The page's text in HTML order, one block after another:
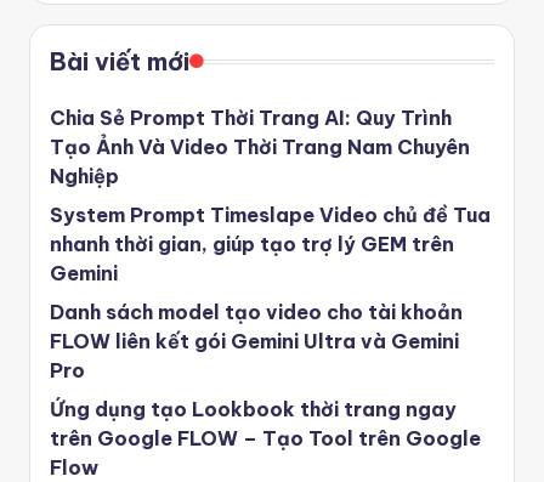
Bài viết mới
Chia Sẻ Prompt Thời Trang AI: Quy Trình
Tạo Ảnh Và Video Thời Trang Nam Chuyên
Nghiệp
System Prompt Timeslape Video chủ đề Tua
nhanh thời gian, giúp tạo trợ lý GEM trên
Gemini
Danh sách model tạo video cho tài khoản
FLOW liên kết gói Gemini Ultra và Gemini
Pro
Ứng dụng tạo Lookbook thời trang ngay
trên Google FLOW – Tạo Tool trên Google
Flow